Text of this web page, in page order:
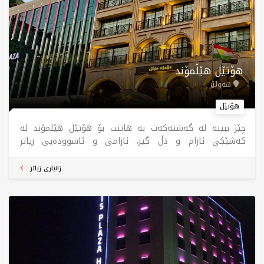
‌هۆتێل هێڵمۆند
هەولێر
هۆتێل
چێژ ببینە لە گەشتەکەت بە هاتنت بۆ هۆتێل هێلمۆند لە
کەشێکی ئارام و دڵ گیر، ‎ئارامی و ئاسوودەیی زیاتر
لەکەشێکی نایاب و لەبیرنەکراو، پێک دێت لە هۆڵی لەشجوانی
زانیاری زیاتر